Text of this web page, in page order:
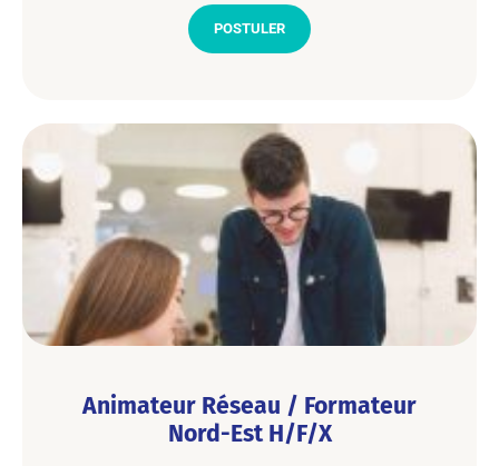
POSTULER
Animateur Réseau / Formateur
Nord-Est H/F/X